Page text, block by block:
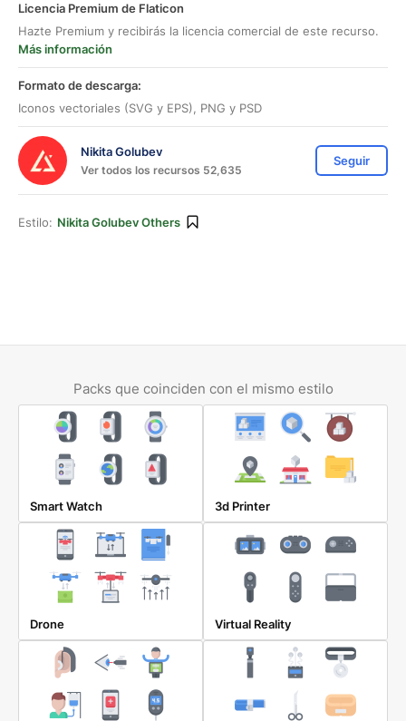
Licencia Premium de Flaticon
Hazte Premium y recibirás la licencia comercial de este recurso.
Más información
Formato de descarga:
Iconos vectoriales (SVG y EPS), PNG y PSD
Nikita Golubev
Ver todos los recursos 52,635
Seguir
Estilo: Nikita Golubev Others
Packs que coinciden con el mismo estilo
Smart Watch 3d Printer
Drone Virtual Reality